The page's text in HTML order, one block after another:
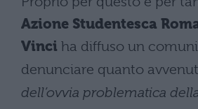
Azione Studentesca
Vinci ha diffuso un
denunciare quanto
dell’ovvia problematica